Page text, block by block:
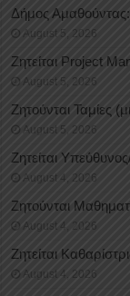
Δήμος
August 5, 2026
Ζητείται Project
August 5, 2026
Ζητούνται Ταμίες
August 5, 2026
Ζητείται
August 4, 2026
Ζητούνται
August 4, 2026
Ζητείται
August 4, 2026